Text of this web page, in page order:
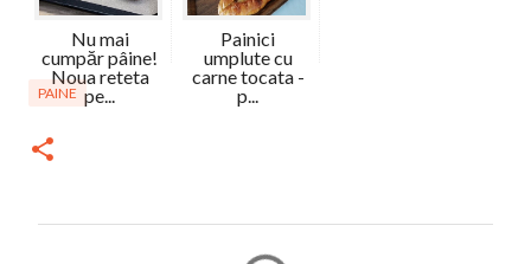
Nu mai
cumpăr pâine!
Noua reteta
pe...
Painici
umplute cu
carne tocata -
p...
PAINE